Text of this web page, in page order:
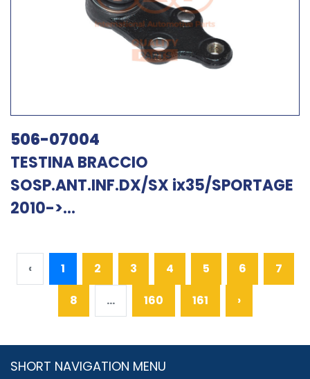
506-07004
TESTINA BRACCIO
SOSP.ANT.INF.DX/SX ix35/SPORTAGE
2010->...
‹ 1 2 3 4 5 6
7
8
... 160 161 ›
SHORT NAVIGATION MENU